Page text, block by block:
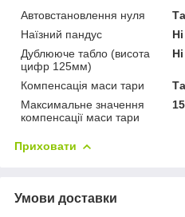
Автовстановлення нуля
Наїзний пандус
Ні
Дублююче табло (висота
цифр 125мм)
Ні
Компенсація маси тари
Максимальне значення
компенсації маси тари
Приховати
Умови доставки